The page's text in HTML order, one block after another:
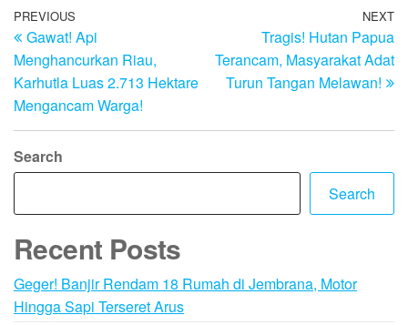
Post
navigation
Previous
Post
PREVIOUS
Gawat! Api
Menghancurkan Riau,
Karhutla Luas 2.713 Hektare
Mengancam Warga!
NEXT
Tragis! Hutan Papua
Terancam, Masyarakat Adat
Turun Tangan Melawan!
Search
Search
Recent Posts
Geger! Banjir Rendam 18 Rumah di Jembrana, Motor
Hingga Sapi Terseret Arus